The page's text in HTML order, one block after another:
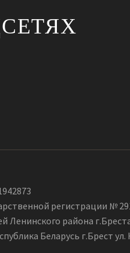
регистрации №
Ленинского района
Беларусь г.Брест ул.